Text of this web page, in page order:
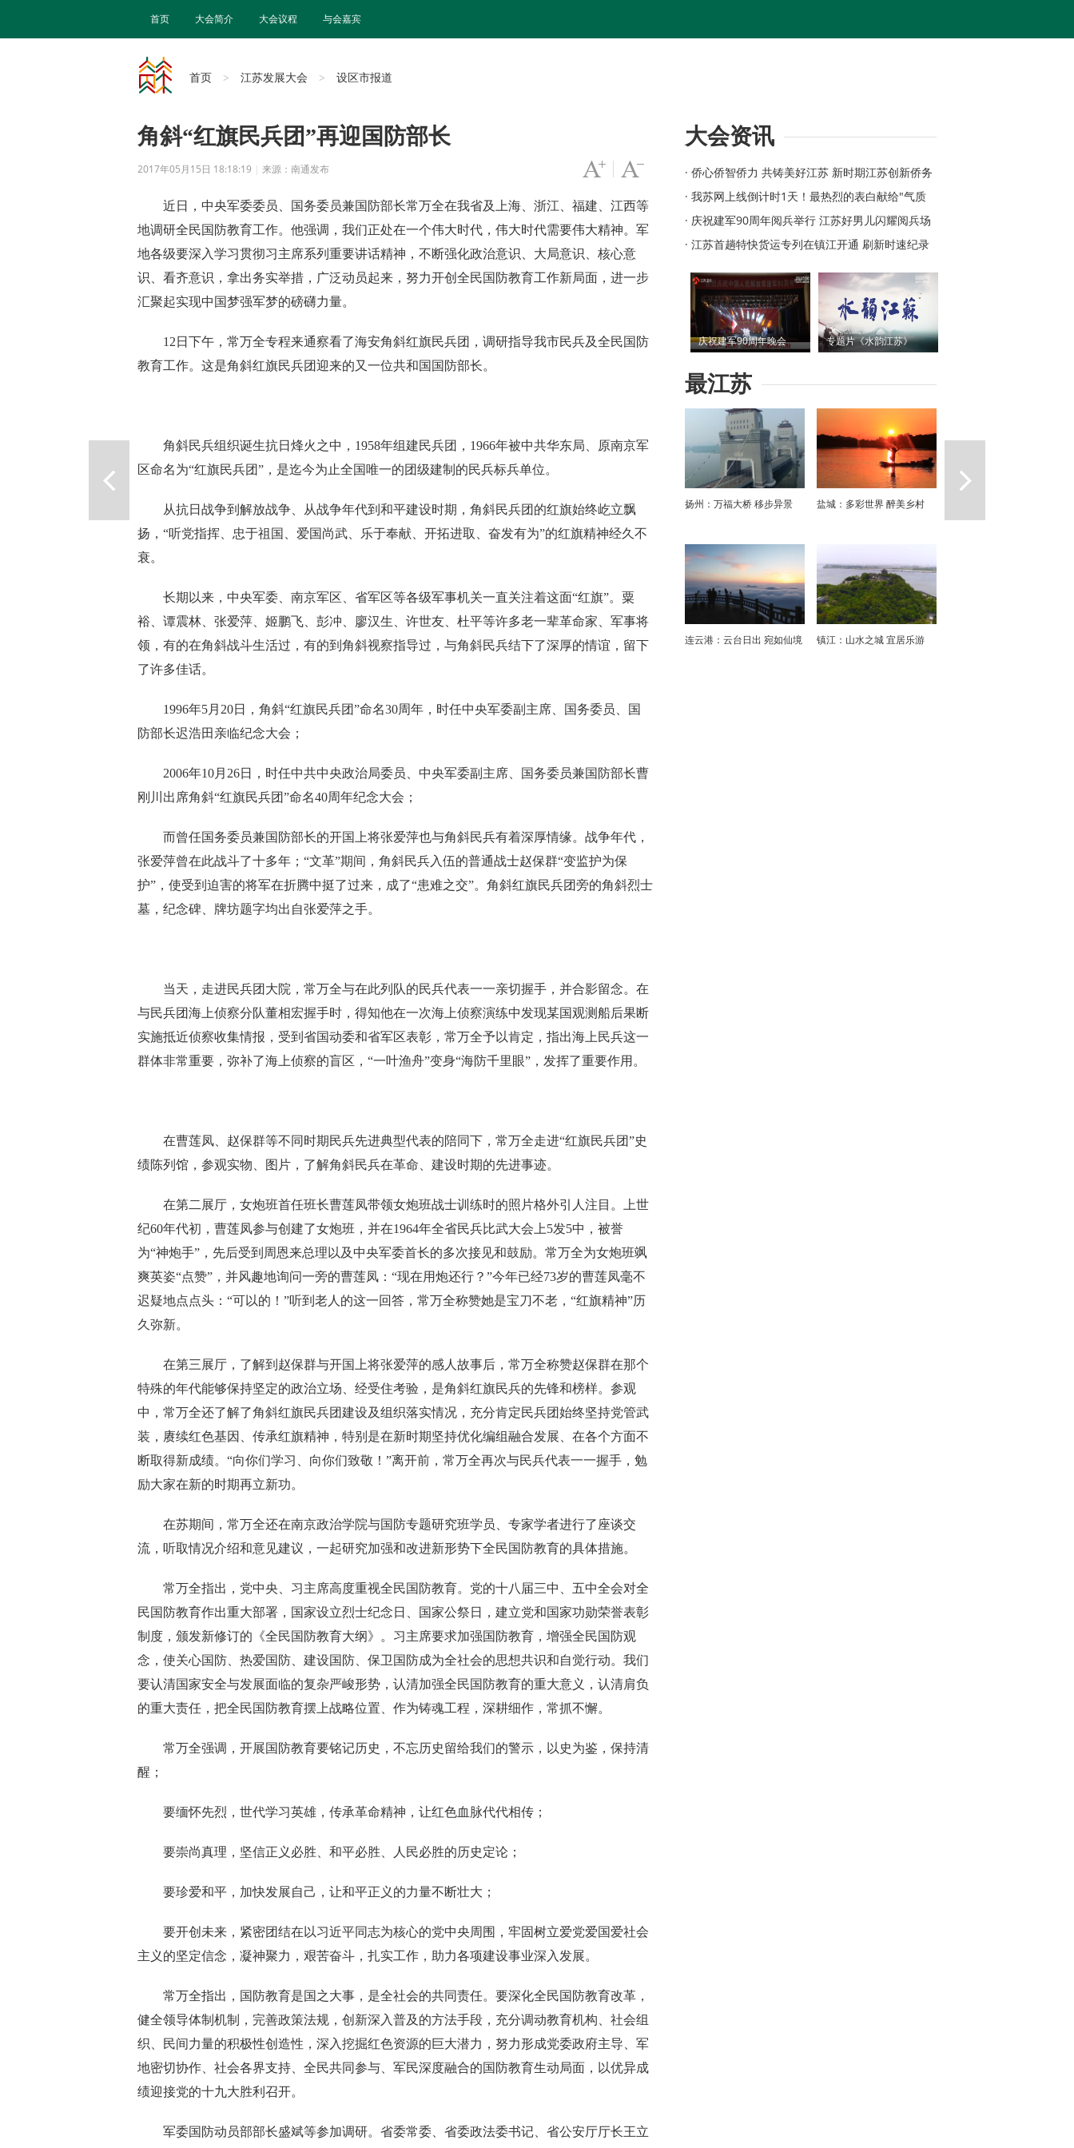
首页 大会简介 大会议程 与会嘉宾
首页 > 江苏发展大会 > 设区市报道
角斜“红旗民兵团”再迎国防部长
2017年05月15日 18:18:19 | 来源：南通发布 字号变小
近日，中央军委委员、国务委员兼国防部长常万全在我省及上海、浙江、福建、江西等
地调研全民国防教育工作。他强调，我们正处在一个伟大时代，伟大时代需要伟大精神。军
地各级要深入学习贯彻习主席系列重要讲话精神，不断强化政治意识、大局意识、核心意
识、看齐意识，拿出务实举措，广泛动员起来，努力开创全民国防教育工作新局面，进一步
汇聚起实现中国梦强军梦的磅礴力量。
12日下午，常万全专程来通察看了海安角斜红旗民兵团，调研指导我市民兵及全民国防
教育工作。这是角斜红旗民兵团迎来的又一位共和国国防部长。
角斜民兵组织诞生抗日烽火之中，1958年组建民兵团，1966年被中共华东局、原南京军
区命名为“红旗民兵团”，是迄今为止全国唯一的团级建制的民兵标兵单位。
从抗日战争到解放战争、从战争年代到和平建设时期，角斜民兵团的红旗始终屹立飘
扬，“听党指挥、忠于祖国、爱国尚武、乐于奉献、开拓进取、奋发有为”的红旗精神经久不
衰。
长期以来，中央军委、南京军区、省军区等各级军事机关一直关注着这面“红旗”。粟
裕、谭震林、张爱萍、姬鹏飞、彭冲、廖汉生、许世友、杜平等许多老一辈革命家、军事将
领，有的在角斜战斗生活过，有的到角斜视察指导过，与角斜民兵结下了深厚的情谊，留下
了许多佳话。
1996年5月20日，角斜“红旗民兵团”命名30周年，时任中央军委副主席、国务委员、国
防部长迟浩田亲临纪念大会；
2006年10月26日，时任中共中央政治局委员、中央军委副主席、国务委员兼国防部长曹
刚川出席角斜“红旗民兵团”命名40周年纪念大会；
而曾任国务委员兼国防部长的开国上将张爱萍也与角斜民兵有着深厚情缘。战争年代，
张爱萍曾在此战斗了十多年；“文革”期间，角斜民兵入伍的普通战士赵保群“变监护为保
护”，使受到迫害的将军在折腾中挺了过来，成了“患难之交”。角斜红旗民兵团旁的角斜烈士
墓，纪念碑、牌坊题字均出自张爱萍之手。
当天，走进民兵团大院，常万全与在此列队的民兵代表一一亲切握手，并合影留念。在
与民兵团海上侦察分队董相宏握手时，得知他在一次海上侦察演练中发现某国观测船后果断
实施抵近侦察收集情报，受到省国动委和省军区表彰，常万全予以肯定，指出海上民兵这一
群体非常重要，弥补了海上侦察的盲区，“一叶渔舟”变身“海防千里眼”，发挥了重要作用。
在曹莲凤、赵保群等不同时期民兵先进典型代表的陪同下，常万全走进“红旗民兵团”史
绩陈列馆，参观实物、图片，了解角斜民兵在革命、建设时期的先进事迹。
在第二展厅，女炮班首任班长曹莲凤带领女炮班战士训练时的照片格外引人注目。上世
纪60年代初，曹莲凤参与创建了女炮班，并在1964年全省民兵比武大会上5发5中，被誉
为“神炮手”，先后受到周恩来总理以及中央军委首长的多次接见和鼓励。常万全为女炮班飒
爽英姿“点赞”，并风趣地询问一旁的曹莲凤：“现在用炮还行？”今年已经73岁的曹莲凤毫不
迟疑地点点头：“可以的！”听到老人的这一回答，常万全称赞她是宝刀不老，“红旗精神”历
久弥新。
在第三展厅，了解到赵保群与开国上将张爱萍的感人故事后，常万全称赞赵保群在那个
特殊的年代能够保持坚定的政治立场、经受住考验，是角斜红旗民兵的先锋和榜样。参观
中，常万全还了解了角斜红旗民兵团建设及组织落实情况，充分肯定民兵团始终坚持党管武
装，赓续红色基因、传承红旗精神，特别是在新时期坚持优化编组融合发展、在各个方面不
断取得新成绩。“向你们学习、向你们致敬！”离开前，常万全再次与民兵代表一一握手，勉
励大家在新的时期再立新功。
在苏期间，常万全还在南京政治学院与国防专题研究班学员、专家学者进行了座谈交
流，听取情况介绍和意见建议，一起研究加强和改进新形势下全民国防教育的具体措施。
常万全指出，党中央、习主席高度重视全民国防教育。党的十八届三中、五中全会对全
民国防教育作出重大部署，国家设立烈士纪念日、国家公祭日，建立党和国家功勋荣誉表彰
制度，颁发新修订的《全民国防教育大纲》。习主席要求加强国防教育，增强全民国防观
念，使关心国防、热爱国防、建设国防、保卫国防成为全社会的思想共识和自觉行动。我们
要认清国家安全与发展面临的复杂严峻形势，认清加强全民国防教育的重大意义，认清肩负
的重大责任，把全民国防教育摆上战略位置、作为铸魂工程，深耕细作，常抓不懈。
常万全强调，开展国防教育要铭记历史，不忘历史留给我们的警示，以史为鉴，保持清
醒；
要缅怀先烈，世代学习英雄，传承革命精神，让红色血脉代代相传；
要崇尚真理，坚信正义必胜、和平必胜、人民必胜的历史定论；
要珍爱和平，加快发展自己，让和平正义的力量不断壮大；
要开创未来，紧密团结在以习近平同志为核心的党中央周围，牢固树立爱党爱国爱社会
主义的坚定信念，凝神聚力，艰苦奋斗，扎实工作，助力各项建设事业深入发展。
常万全指出，国防教育是国之大事，是全社会的共同责任。要深化全民国防教育改革，
健全领导体制机制，完善政策法规，创新深入普及的方法手段，充分调动教育机构、社会组
织、民间力量的积极性创造性，深入挖掘红色资源的巨大潜力，努力形成党委政府主导、军
地密切协作、社会各界支持、全民共同参与、军民深度融合的国防教育生动局面，以优异成
绩迎接党的十九大胜利召开。
军委国防动员部部长盛斌等参加调研。省委常委、省委政法委书记、省公安厅厅长王立
大会资讯
· 侨心侨智侨力 共铸美好江苏 新时期江苏创新侨务
工作综述
· 我苏网上线倒计时1天！最热烈的表白献给"气质
苏"
· 庆祝建军90周年阅兵举行 江苏好男儿闪耀阅兵场
· 江苏首趟特快货运专列在镇江开通 刷新时速纪录
庆祝建军90周年晚会 专题片《水韵江苏》
最江苏
扬州：万福大桥 移步异景 盐城：多彩世界 醉美乡村
连云港：云台日出 宛如仙境 镇江：山水之城 宜居乐游
下一篇